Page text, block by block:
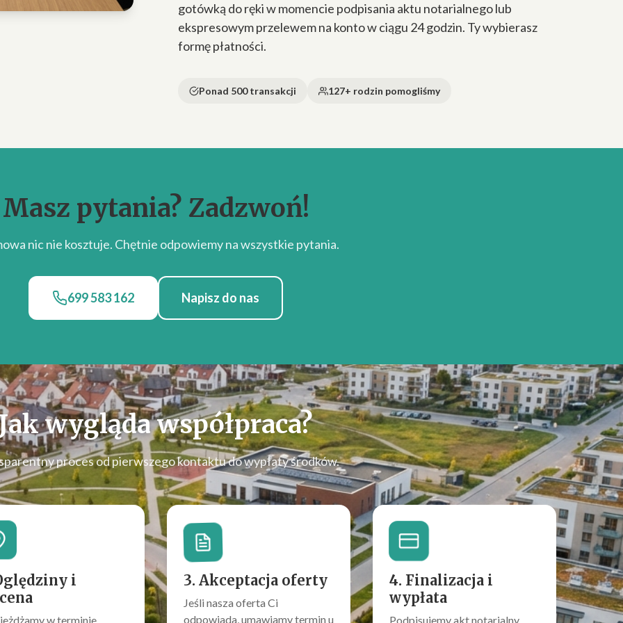
gotówką do ręki w momencie podpisania aktu notarialnego lub
ekspresowym przelewem na konto w ciągu 24 godzin. Ty wybierasz
formę płatności.
Ponad 500 transakcji 127+ rodzin pomogliśmy
Masz pytania? Zadzwoń!
nic nie kosztuje. Chętnie odpowiemy na wszystkie pytania.
699 583 162 Napisz do nas
wygląda współpraca?
proces od pierwszego kontaktu do wypłaty środków.
i
w terminie
3. Akceptacja oferty
Jeśli nasza oferta Ci
odpowiada, umawiamy termin u
4. Finalizacja i
wypłata
Podpisujemy akt notarialny.